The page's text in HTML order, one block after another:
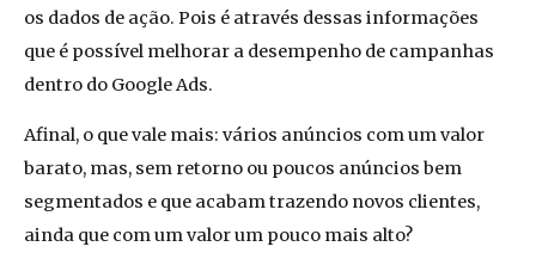
os dados de ação. Pois é através dessas informações
que é possível melhorar a desempenho de campanhas
dentro do Google Ads.
Afinal, o que vale mais: vários anúncios com um valor
barato, mas, sem retorno ou poucos anúncios bem
segmentados e que acabam trazendo novos clientes,
ainda que com um valor um pouco mais alto?